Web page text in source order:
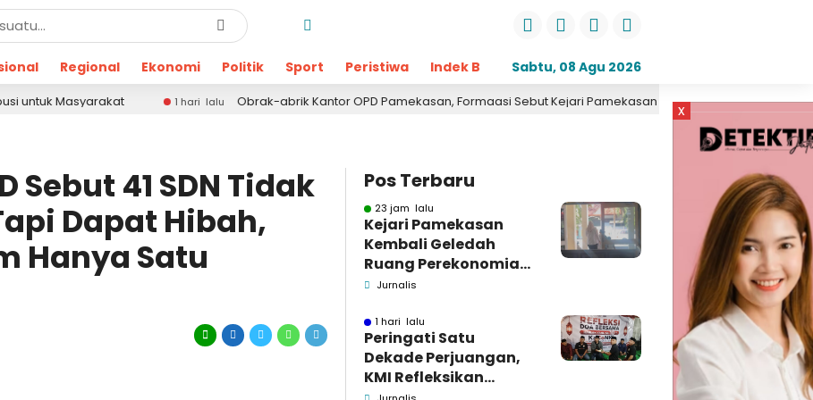
Regional Ekonomi Politik Sport Peristiwa Indek Berita Opini Daerah
Sabtu, 08 Agu 2026
1 hari lalu Obrak-abrik Kantor OPD Pamekasan, Formaasi Sebut Kejari Pamekasan Pendamping DBHCHT 1 hari lalu
Sebut 41 SDN Tidak
Dapat Hibah,
Hanya Satu
Pos Terbaru
23 jam lalu
Kejari Pamekasan
Kembali Geledah
Ruang Perekonomian,
Pidsus: Tunggu Saja!
Jurnalis
1 hari lalu
Peringati Satu
Dekade Perjuangan,
KMI Refleksikan
x